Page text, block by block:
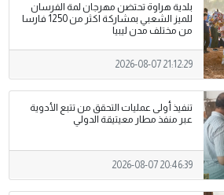
بلدية هراوة تحتضن مهرجان لمة الفرسان
للميز الشعبي بمشاركة اكثر من 1250 فارسا
من مختلف مدن ليبيا
2026-08-07 21:12:29
تنفيذ أولى عمليات التحقق من تتبع الأدوية
عبر منفذ مطار معيتيقة الدولي
2026-08-07 20:46:39